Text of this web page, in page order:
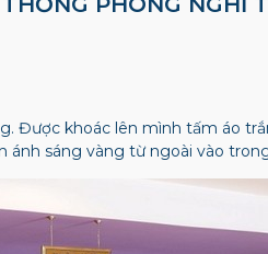
Được khoác lên mình tấm áo
ánh sáng vàng từ ngoài vào